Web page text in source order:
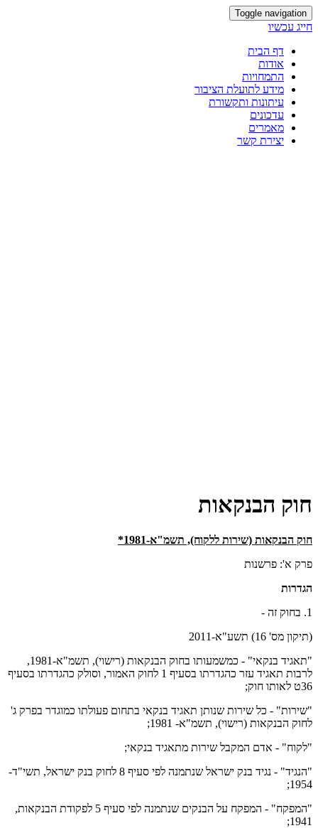
Toggle navigation
חייג עכשיו
דף הבית
אודות
התמחויות
מידע לתועלת הציבור
עיתונות ותקשורת
עדכונים
מאמרים
יצירת קשר
חוק הבנקאות
חוק הבנקאות (שירות ללקוח), תשמ"א-1981*
פרק א': פרשנות
הגדרות
1. בחוק זה -
(תיקון מס' 16) תשע"א-2011
"תאגיד בנקאי" - כמשמעותו בחוק הבנקאות (רישוי), תשמ"א-1981,
לרבות תאגיד עזר כהגדרתו בסעיף 1 לחוק האמור, וסולק כהגדרתו בסעיף
36ט לאותו חוק;
"שירות" - כל שירות שנותן תאגיד בנקאי בתחום פעולתו כמוגדר בפרק ג'
לחוק הבנקאות (רישוי), תשמ"א- 1981;
"לקוח" - אדם המקבל שירות מתאגיד בנקאי;
"הנגיד" - נגיד בנק ישראל שנתמנה לפי סעיף 8 לחוק בנק ישראל, תשי"ד-
1954;
"המפקח" - המפקח על הבנקים שנתמנה לפי סעיף 5 לפקודת הבנקאות,
1941;